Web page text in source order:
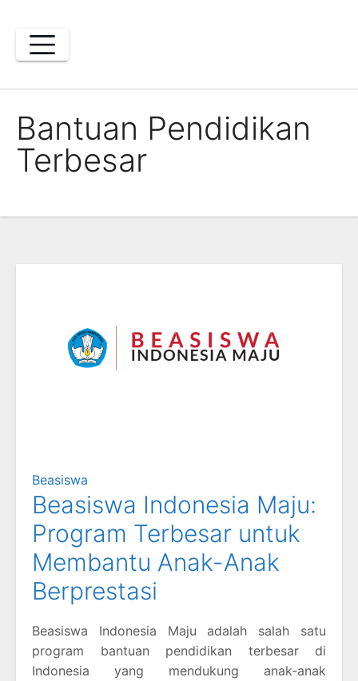
content
Bantuan Pendidikan
Terbesar
Beasiswa
Beasiswa Indonesia Maju:
Program Terbesar untuk
Membantu Anak-Anak
Berprestasi
Beasiswa Indonesia Maju adalah salah satu
program bantuan pendidikan terbesar di
Indonesia yang mendukung anak-anak